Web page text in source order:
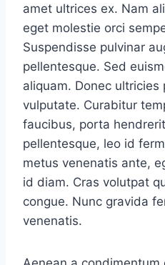
amet ultrices ex. Nam
eget molestie orci
Suspendisse pulvinar
pellentesque. Sed
aliquam. Donec
vulputate. Curabitur
faucibus, porta
pellentesque, leo id
metus venenatis ante,
id diam. Cras volutpat
congue. Nunc gravida
venenatis.